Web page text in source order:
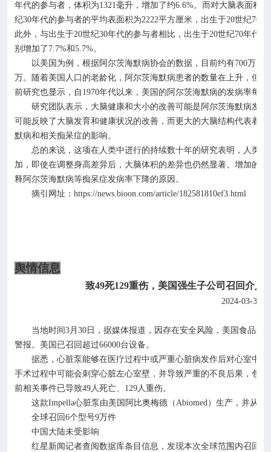
年代的参与者，体积为1321毫升，增加了约6.6%。而对大脑表面积
纪30年代的参与者的平均表面积为2222平方厘米，出生于20世纪70
此外，与出生于20世纪30年代的参与者相比，出生于20世纪70年代的
别增加了 7.7%和5.7%。
以美国为例，根据阿尔茨海默病协会的数据，目前约有700万美
万。随着美国人口的老龄化，阿尔茨海默病患者的数量在上升，但
前研究也显示，自 1970年代以来，美国的阿尔茨海默病的发病率每十
研究团队表示，大脑健康和大小的改善可能是阿尔茨海默病发
可能反映了大脑发育和健康状况的改善，而更大的大脑结构代表着
默病和相关痴呆症的影响。
总的来说，这项在人类中进行的持续数十年的研究表明，人类
加，即使在调整身高差异后，大脑体积的差异也仍然显著。增加的
释阿尔茨海默病等痴呆症发病率下降的原因。
摘引网址： https://news.bioon.com/article/182581810ef3.html
舆情信息
致49死129重伤，美国强生子公司召回介入
2024-03-31
当地时间3月 30日，据媒体报道，因存在安全风险，美国食品和
警报。美国已召回超过66000台设备。
据悉，心脏泵能够在医疗过程中或严重心脏病发作后对心室中
手术过程中可能会刺穿心脏左心室壁，并导致严重的不良后果，包
前相关事件已导致49人死亡、 129人重伤。
这款Impella心脏泵由美国阿比奥梅德（Abiomed）生产，并从
全球召回6个型号9万件
中国大陆未受影响
红星新闻记者查阅数据库条目信息，发现本次全球范围内召回的